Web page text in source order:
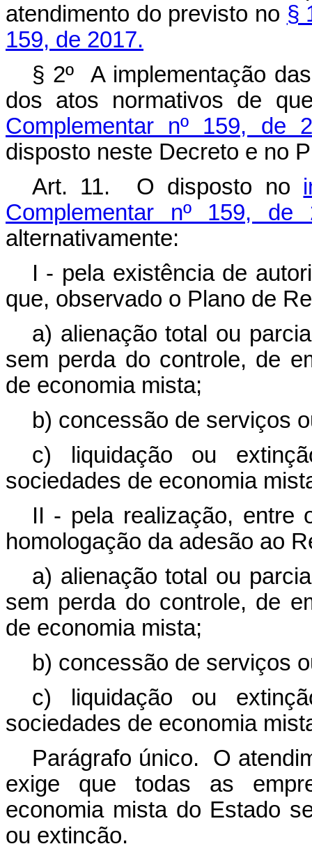
atendimento do previsto no §
159, de 2017.
§ 2º A implementação
dos atos normativos de
Complementar nº 159, de
disposto neste Decreto e no
Art. 11. O disposto no
Complementar nº 159, de
alternativamente:
I - pela existência de
que, observado o Plano de
a) alienação total ou
sem perda do controle, de
de economia mista;
b) concessão de serviços
c) liquidação ou
sociedades de economia
II - pela realização, entre
homologação da adesão ao
a) alienação total ou
sem perda do controle, de
de economia mista;
b) concessão de serviços
c) liquidação ou
sociedades de economia
Parágrafo único. O
exige que todas as
economia mista do Estado
ou extinção.